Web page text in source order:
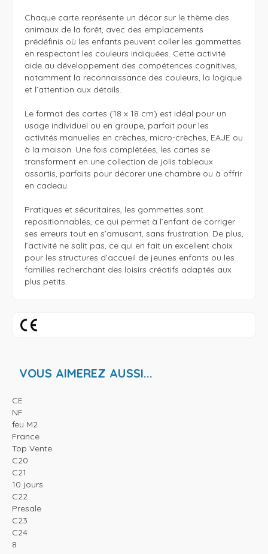
Chaque carte représente un décor sur le thème des
animaux de la forêt, avec des emplacements
prédéfinis où les enfants peuvent coller les gommettes
en respectant les couleurs indiquées. Cette activité
aide au développement des compétences cognitives,
notamment la reconnaissance des couleurs, la logique
et l’attention aux détails.
Le format des cartes (18 x 18 cm) est idéal pour un
usage individuel ou en groupe, parfait pour les
activités manuelles en crèches, micro-crèches, EAJE ou
à la maison. Une fois complétées, les cartes se
transforment en une collection de jolis tableaux
assortis, parfaits pour décorer une chambre ou à offrir
en cadeau.
Pratiques et sécuritaires, les gommettes sont
repositionnables, ce qui permet à l’enfant de corriger
ses erreurs tout en s’amusant, sans frustration. De plus,
l’activité ne salit pas, ce qui en fait un excellent choix
pour les structures d’accueil de jeunes enfants ou les
familles recherchant des loisirs créatifs adaptés aux
plus petits.
VOUS AIMEREZ AUSSI...
CE
NF
feu M2
France
Top Vente
C20
C21
10 jours
C22
Presale
C23
C24
8